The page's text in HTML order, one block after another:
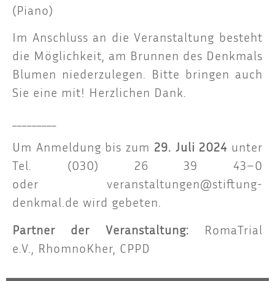
(Pia­no)
Im Anschluss an die Ver­an­stal­tung besteht
die Mög­lich­keit, am Brun­nen des Denk­mals
Blu­men nie­der­zu­le­gen. Bit­te brin­gen auch
Sie eine mit! Herz­li­chen Dank.
Um Anmel­dung bis zum 29. Juli 2024 unter
Tel. (030) 26 39 43–0
oder veranstaltungen@stiftung-
denkmal.de wird gebe­ten.
Part­ner der Ver­an­stal­tung:
Roma­Tri­al
e.V.
Rhom­noK­her CPPD